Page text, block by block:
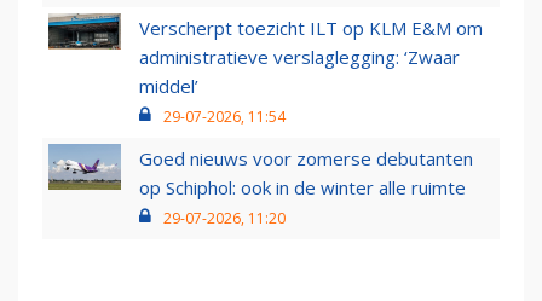
Verscherpt toezicht ILT op KLM E&M om
administratieve verslaglegging: ‘Zwaar
middel’
29-07-2026, 11:54
Goed nieuws voor zomerse debutanten
op Schiphol: ook in de winter alle ruimte
29-07-2026, 11:20